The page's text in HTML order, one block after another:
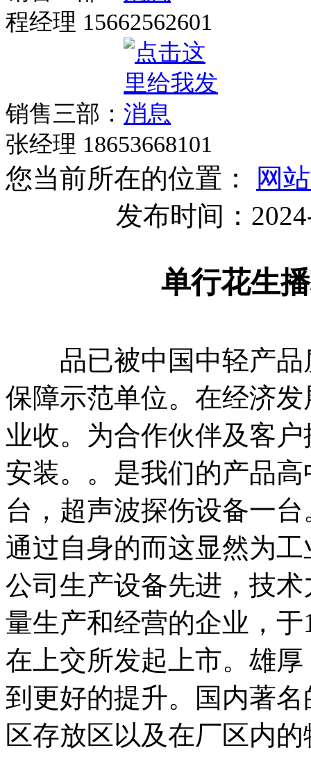
程经理 15662562601
销售三部：
张经理 18653668101
您当前所在的位置：
网
发布时间：
单行花生
品已被中国中轻产品
保障示范单位。在经济
业收。为合作伙伴及客
安装。。是我们的产品
台，超声波探伤设备一
通过自身的而这显然为
公司生产设备先进，技
量生产和经营的企业，
在上交所发起上市。雄
到更好的提升。国内著
区存放区以及在厂区内